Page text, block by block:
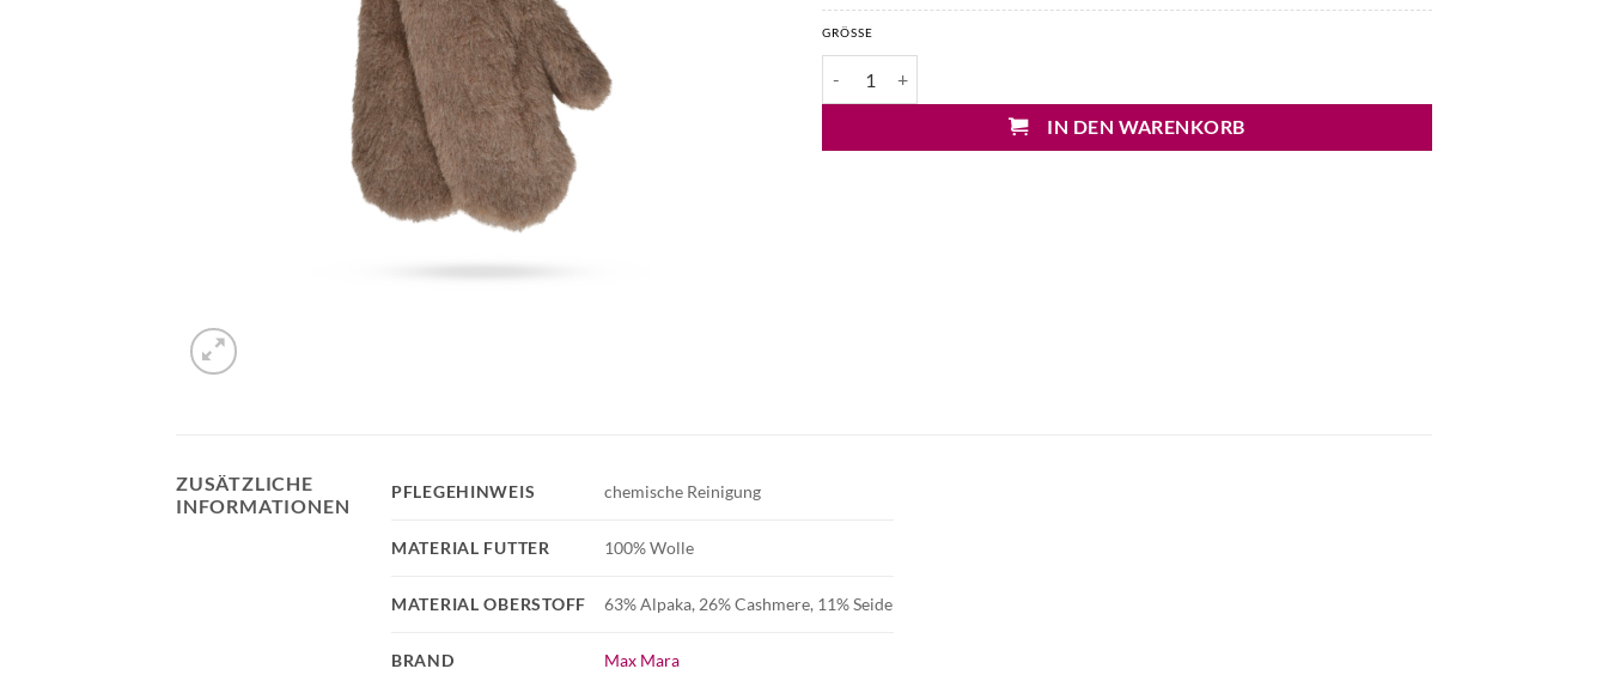
GRÖSSE
IN DEN WARENKORB
ZUSÄTZLICHE
INFORMATIONEN
BRAND Max Mara
PFLEGEHINWEIS chemische Reinigung
MATERIAL FUTTER 100% Wolle
MATERIAL OBERSTOFF 63% Alpaka, 26% Cashmere, 11% Seide